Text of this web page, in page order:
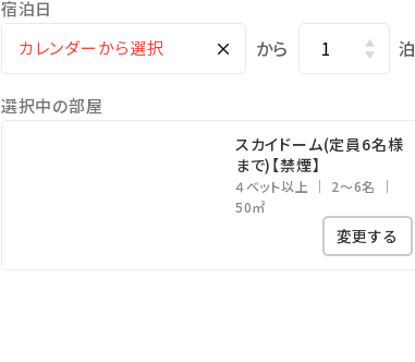
宿泊日
× から 泊
選択中の部屋
スカイドーム(定員6名様
まで)【禁煙】
４ベット以上
2～6名
50㎡
変更する